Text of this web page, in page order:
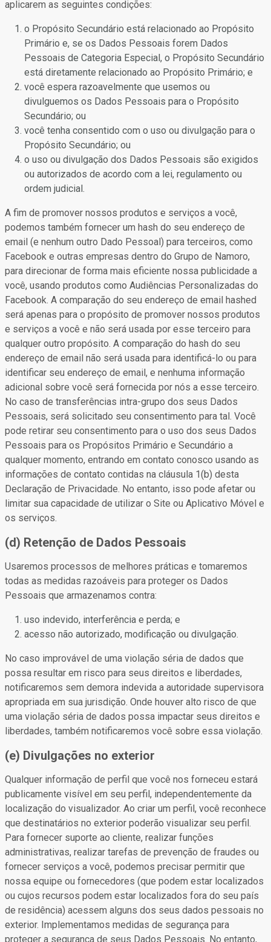
aplicarem as seguintes condições:
o Propósito Secundário está relacionado ao Propósito
Primário e, se os Dados Pessoais forem Dados
Pessoais de Categoria Especial, o Propósito Secundário
está diretamente relacionado ao Propósito Primário; e
você espera razoavelmente que usemos ou
divulguemos os Dados Pessoais para o Propósito
Secundário; ou
você tenha consentido com o uso ou divulgação para o
Propósito Secundário; ou
o uso ou divulgação dos Dados Pessoais são exigidos
ou autorizados de acordo com a lei, regulamento ou
ordem judicial.
A fim de promover nossos produtos e serviços a você,
podemos também fornecer um hash do seu endereço de
email (e nenhum outro Dado Pessoal) para terceiros, como
Facebook e outras empresas dentro do Grupo de Namoro,
para direcionar de forma mais eficiente nossa publicidade a
você, usando produtos como Audiências Personalizadas do
Facebook. A comparação do seu endereço de email hashed
será apenas para o propósito de promover nossos produtos
e serviços a você e não será usada por esse terceiro para
qualquer outro propósito. A comparação do hash do seu
endereço de email não será usada para identificá-lo ou para
identificar seu endereço de email, e nenhuma informação
adicional sobre você será fornecida por nós a esse terceiro.
No caso de transferências intra-grupo dos seus Dados
Pessoais, será solicitado seu consentimento para tal. Você
pode retirar seu consentimento para o uso dos seus Dados
Pessoais para os Propósitos Primário e Secundário a
qualquer momento, entrando em contato conosco usando as
informações de contato contidas na cláusula 1(b) desta
Declaração de Privacidade. No entanto, isso pode afetar ou
limitar sua capacidade de utilizar o Site ou Aplicativo Móvel e
os serviços.
(d) Retenção de Dados Pessoais
Usaremos processos de melhores práticas e tomaremos
todas as medidas razoáveis para proteger os Dados
Pessoais que armazenamos contra:
uso indevido, interferência e perda; e
acesso não autorizado, modificação ou divulgação.
No caso improvável de uma violação séria de dados que
possa resultar em risco para seus direitos e liberdades,
notificaremos sem demora indevida a autoridade supervisora
apropriada em sua jurisdição. Onde houver alto risco de que
uma violação séria de dados possa impactar seus direitos e
liberdades, também notificaremos você sobre essa violação.
(e) Divulgações no exterior
Qualquer informação de perfil que você nos forneceu estará
publicamente visível em seu perfil, independentemente da
localização do visualizador. Ao criar um perfil, você reconhece
que destinatários no exterior poderão visualizar seu perfil.
Para fornecer suporte ao cliente, realizar funções
administrativas, realizar tarefas de prevenção de fraudes ou
fornecer serviços a você, podemos precisar permitir que
nossa equipe ou fornecedores (que podem estar localizados
ou cujos recursos podem estar localizados fora do seu país
de residência) acessem alguns dos seus dados pessoais no
exterior. Implementamos medidas de segurança para
proteger a segurança de seus Dados Pessoais. No entanto,